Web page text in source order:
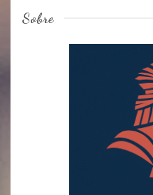
Sobre